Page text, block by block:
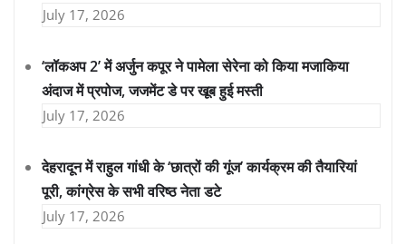
July 17, 2026
‘लॉकअप 2’ में अर्जुन कपूर ने पामेला सेरेना को किया मजाकिया
अंदाज में प्रपोज, जजमेंट डे पर खूब हुई मस्ती
July 17, 2026
देहरादून में राहुल गांधी के ‘छात्रों की गूंज’ कार्यक्रम की तैयारियां
पूरी, कांग्रेस के सभी वरिष्ठ नेता डटे
July 17, 2026